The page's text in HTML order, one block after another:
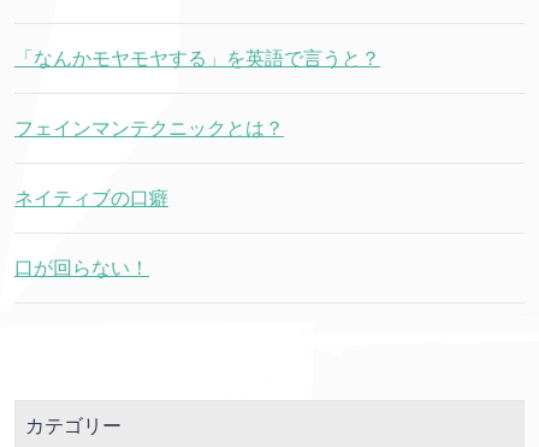
「なんかモヤモヤする」を英語で言うと？
フェインマンテクニックとは？
ネイティブの口癖
口が回らない！
カテゴリー